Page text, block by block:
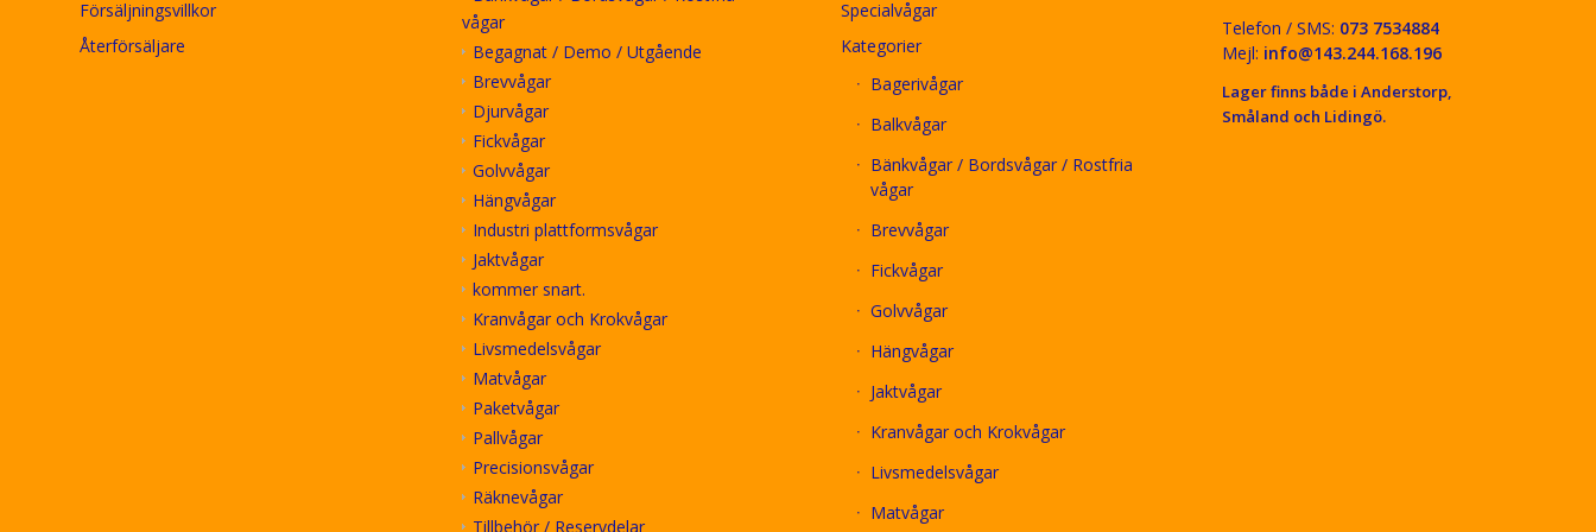
Försäljningsvillkor
Återförsäljare
vågar
Begagnat / Demo / Utgående
Brevvågar
Djurvågar
Fickvågar
Golvvågar
Hängvågar
Industri plattformsvågar
Jaktvågar
kommer snart.
Kranvågar och Krokvågar
Livsmedelsvågar
Matvågar
Paketvågar
Pallvågar
Precisionsvågar
Räknevågar
Tillbehör / Reservdelar
Specialvågar
Kategorier
Bagerivågar
Balkvågar
Bänkvågar / Bordsvågar / Rostfria
vågar
Brevvågar
Fickvågar
Golvvågar
Hängvågar
Jaktvågar
Kranvågar och Krokvågar
Livsmedelsvågar
Matvågar
Telefon / SMS: 073 7534884
Mejl: info@143.244.168.196
Lager finns både i Anderstorp,
Småland och Lidingö.